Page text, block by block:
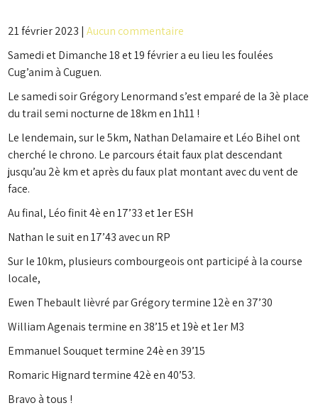
21 février 2023 |Aucun commentaire
Samedi et Dimanche 18 et 19 février a eu lieu les foulées
Cug’anim à Cuguen.
Le samedi soir Grégory Lenormand s’est emparé de la 3è place
du trail semi nocturne de 18km en 1h11 !
Le lendemain, sur le 5km, Nathan Delamaire et Léo Bihel ont
cherché le chrono. Le parcours était faux plat descendant
jusqu’au 2è km et après du faux plat montant avec du vent de
face.
Au final, Léo finit 4è en 17’33 et 1er ESH
Nathan le suit en 17’43 avec un RP
Sur le 10km, plusieurs combourgeois ont participé à la course
locale,
Ewen Thebault lièvré par Grégory termine 12è en 37’30
William Agenais termine en 38’15 et 19è et 1er M3
Emmanuel Souquet termine 24è en 39’15
Romaric Hignard termine 42è en 40’53.
Bravo à tous !